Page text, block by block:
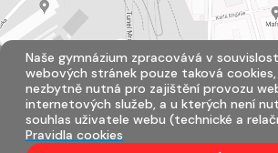
Naše gymnázium zpracovává v
webových stránek pouze taková
nezbytně nutná pro zajištění provozu
internetových služeb, a u kterých není
souhlas uživatele webu (technické a
Pravidla cookies